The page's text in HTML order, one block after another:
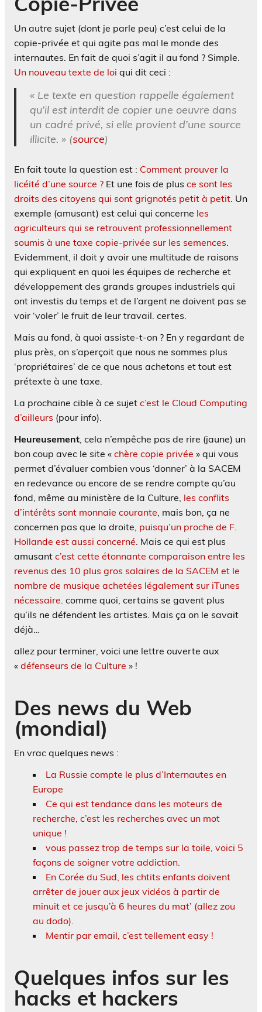
Un autre sujet (dont je parle peu) c’est celui de la
copie-privée et qui agite pas mal le monde des
internautes. En fait de quoi s’agit il au fond ? Simple.
Un nouveau texte de loi qui dit ceci :
« Le texte en question rappelle également
qu’il est interdit de copier une oeuvre dans
un cadré privé, si elle provient d’une source
illicite. » (source)
En fait toute la question est : Comment prouver la
licéité d’une source ? Et une fois de plus ce sont les
droits des citoyens qui sont grignotés petit à petit . Un
exemple (amusant) est celui qui concerne les
agriculteurs qui se retrouvent professionnellement
soumis à une taxe copie-privée sur les semences
Evidemment, il doit y avoir une multitude de raisons
qui expliquent en quoi les équipes de recherche et
développement des grands groupes industriels qui
ont investis du temps et de l’argent ne doivent pas se
voir ‘voler’ le fruit de leur travail. certes.
Mais au fond, à quoi assiste-t-on ? En y regardant de
plus près, on s’aperçoit que nous ne sommes plus
‘propriétaires’ de ce que nous achetons et tout est
prétexte à une taxe.
La prochaine cible à ce sujet c’est le Cloud Computing
d’ailleurs (pour info).
Heureusement , cela n’empêche pas de rire (jaune) un
bon coup avec le site « chère copie privée » qui vous
permet d’évaluer combien vous ‘donner’ à la SACEM
en redevance ou encore de se rendre compte qu’au
fond, même au ministère de la Culture, les conflits
d’intérêts sont monnaie courante , mais bon, ça ne
concernen pas que la droite, puisqu’un proche de F.
Hollande est aussi concerné . Mais ce qui est plus
amusant c’est cette étonnante comparaison entre les
revenus des 10 plus gros salaires de la SACEM et le
nombre de musique achetées légalement sur iTunes
nécessaire . comme quoi, certains se gavent plus
qu’ils ne défendent les artistes. Mais ça on le savait
déjà…
allez pour terminer, voici une lettre ouverte aux
« défenseurs de la Culture » !
Des news du Web
(mondial)
En vrac quelques news :
La Russie compte le plus d’Internautes en
Europe
Ce qui est tendance dans les moteurs de
recherche, c’est les recherches avec un mot
unique !
vous passez trop de temps sur la toile, voici 5
façons de soigner votre addiction.
En Corée du Sud, les chtits enfants doivent
arrêter de jouer aux jeux vidéos à partir de
minuit et ce jusqu’à 6 heures du mat’ (allez zou
au dodo).
Mentir par email, c’est tellement easy !
Quelques infos sur les
hacks et hackers